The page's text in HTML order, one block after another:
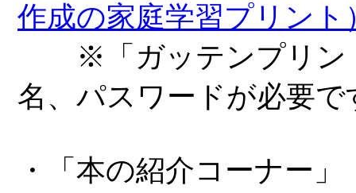
作成の家庭学習プリント
※「ガッテンプリン
名、パスワードが必要で
・
「本の紹介コーナー